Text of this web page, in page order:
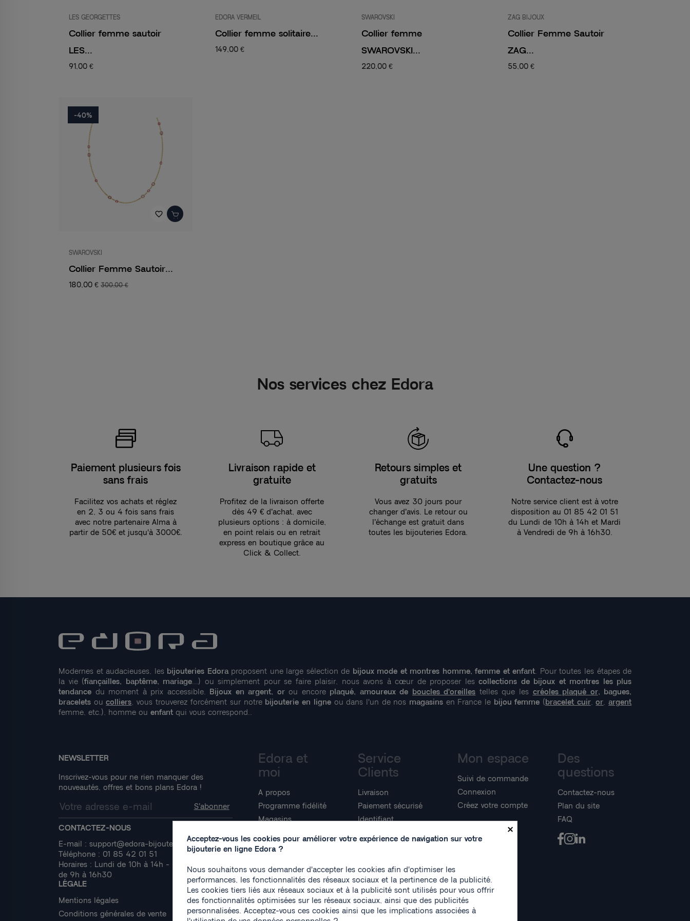
LES GEORGETTES
Collier femme sautoir
LES...
91,00 €
EDORA VERMEIL
Collier femme solitaire...
149,00 €
SWAROVSKI
Collier femme
SWAROVSKI...
220,00 €
ZAG BIJOUX
Collier Femme Sautoir
ZAG...
55,00 €
favorite_border
SWAROVSKI
Collier Femme Sautoir...
180,00 € 300,00 €
-40%
Nos services chez Edora
Paiement plusieurs fois
sans frais
Facilitez vos achats et réglez
en 2, 3 ou 4 fois sans frais
avec notre partenaire Alma à
partir de 50€ et jusqu'à 3000€.
Livraison rapide et
gratuite
Profitez de la livraison offerte
dès 49 € d’achat, avec
plusieurs options : à domicile,
en point relais ou en retrait
express en boutique grâce au
Click & Collect.
Retours simples et
gratuits
Vous avez 30 jours pour
changer d’avis. Le retour ou
l’échange est gratuit dans
toutes les bijouteries Edora.
Une question ?
Contactez-nous
Notre service client est à votre
disposition au 01 85 42 01 51
du Lundi de 10h à 14h et Mardi
à Vendredi de 9h à 16h30.
Modernes et audacieuses, les bijouteries Edoraproposent une large sélection de bijoux mode et montres homme, femme et enfant. Pour toutes les étapes de
la vie (fiançailles, baptême, mariage...) ou simplement pour se faire plaisir, nous avons à cœur de proposer les collections de bijoux et montres les plus
tendance du moment à prix accessible. Bijoux en argent, orou encore plaqué, amoureux de boucles d'oreilles telles que les créoles plaqué or, bagues,
bracelets oucolliers, vous trouverez forcément sur notre bijouterie en ligneou dans l'un de nos magasinsen France le bijou femme (bracelet cuir,or,argent
femme, etc.), homme ou enfant qui vous correspond..
NEWSLETTER
Inscrivez-vous pour ne rien manquer des
nouveautés, offres et bons plans Edora !
CONTACTEZ-NOUS
E-mail : support@edora-bijouterie.fr
Téléphone : 01 85 42 01 51
Horaires : Lundi de 10h à 14h - Mardi à Vendredi
de 9h à 16h30
LÉGALE
Mentions légales
Conditions générales de vente
Edora et
moi
A propos
Programme fidélité
Magasins
Accueil guide
Service
Clients
Livraison
Paiement sécurisé
Identifiant
Mon compte
Mon espace
Suivi de commande
Connexion
Créez votre compte
Des
questions
Contactez-nous
Plan du site
FAQ
Facebook
Instagram
×
Acceptez-vous les cookies pour améliorer votre expérience de navigation sur votre
bijouterie en ligne Edora ?
Nous souhaitons vous demander d'accepter les cookies afin d'optimiser les
performances, les fonctionnalités des réseaux sociaux et la pertinence de la publicité.
Les cookies tiers liés aux réseaux sociaux et à la publicité sont utilisés pour vous offrir
des fonctionnalités optimisées sur les réseaux sociaux, ainsi que des publicités
personnalisées. Acceptez-vous ces cookies ainsi que les implications associées à